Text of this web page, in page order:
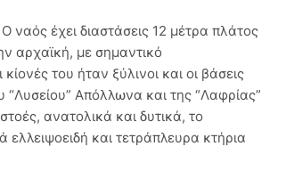
έχει διαστάσεις 12 μέτρα πλάτος
αρχαϊκή, με σημαντικό
του ήταν ξύλινοι και οι βάσεις
“Λυσείου” Απόλλωνα και της “Λαφρίας”
ανατολικά και δυτικά, το
ελλειψοειδή και τετράπλευρα κτήρια